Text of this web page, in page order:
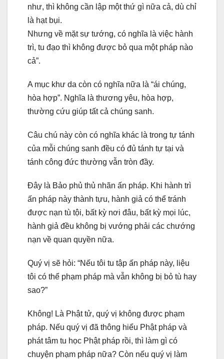
như, thì không cần lập một thứ gì nữa cả, dù chỉ
là hạt bụi.
Nhưng về mặt sự tướng, có nghĩa là việc hành
trì, tu đạo thì không được bỏ qua một pháp nào
cả”.
A mục khư da còn có nghĩa nữa là “ái chúng,
hòa hợp”. Nghĩa là thương yêu, hòa hợp,
thường cứu giúp tất cả chúng sanh.
Câu chú này còn có nghĩa khác là trong tự tánh
của mỗi chúng sanh đều có đủ tánh tự tại và
tánh công đức thường vẫn tròn đầy.
Đây là Bảo phủ thủ nhãn ấn pháp. Khi hành trì
ấn pháp này thành tựu, hành giả có thể tránh
được nạn tù tội, bất kỳ nơi đâu, bất kỳ mọi lúc,
hành giả đều không bị vướng phải các chướng
nạn về quan quyền nữa.
Quý vị sẽ hỏi: “Nếu tôi tu tập ấn pháp này, liệu
tôi có thể phạm pháp mà vẫn không bị bỏ tù hay
sao?”
Không! Là Phật tử, quý vị không được phạm
pháp. Nếu quý vị đã thông hiểu Phật pháp và
phát tâm tu học Phật pháp rồi, thì làm gì có
chuyện phạm pháp nữa? Còn nếu quý vị làm